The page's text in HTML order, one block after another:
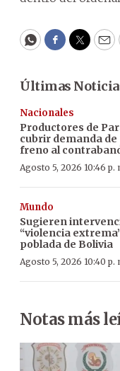
WhatsApp
Facebook
Últimas
Nacionales
Productores de
cubrir demanda
freno al
Agosto 5, 2026 10:46 p.
Mundo
Sugieren
“violencia
poblada de Bolivia
Agosto 5, 2026 10:40 p.
Notas más